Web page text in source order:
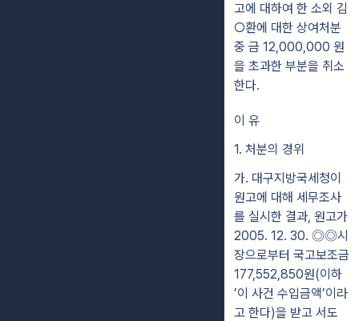
고에 대하여 한 소외 김
○환에 대한 상여처분
중 금 12,000,000 원
을 초과한 부분을 취소
한다.
이 유
1. 처분의 경위
가. 대구지방국세청이
원고에 대해 세무조사
를 실시한 결과, 원고가
2005. 12. 30. ◎◎시
장으로부터 국고보조금
177,552,850원(이하
’이 사건 수입금액’이라
고 한다)을 받고 서도